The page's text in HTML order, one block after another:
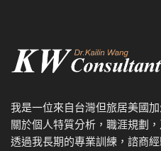
我是一位來自台灣但旅居美國
關於個人特質分析，職涯規劃
透過我長期的專業訓練，諮商